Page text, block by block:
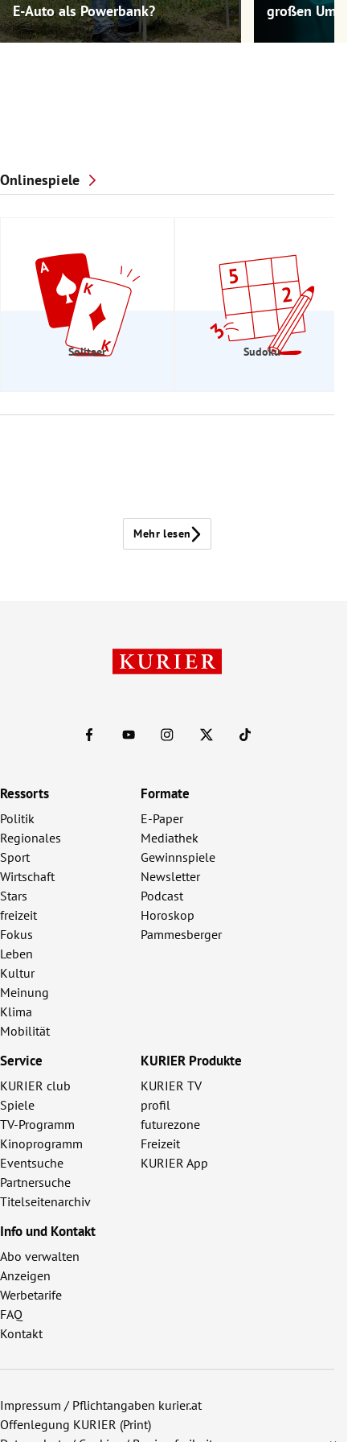
E-Auto als Powerbank?
großen
Onlinespiele
Solitaer Sudoku
Mehr lesen
Ressorts
Politik
Regionales
Sport
Wirtschaft
Stars
freizeit
Fokus
Leben
Kultur
Meinung
Klima
Mobilität
Formate
E-Paper
Mediathek
Gewinnspiele
Newsletter
Podcast
Horoskop
Pammesberger
Service
KURIER club
Spiele
TV-Programm
Kinoprogramm
Eventsuche
Partnersuche
Titelseitenarchiv
KURIER Produkte
KURIER TV
profil
futurezone
Freizeit
KURIER App
Info und Kontakt
Abo verwalten
Anzeigen
Werbetarife
FAQ
Kontakt
Impressum / Pflichtangaben kurier.at
Offenlegung KURIER (Print)